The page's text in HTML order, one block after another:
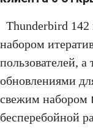
Thunderbird 142
набором
пользователей,
обновлениями
свежим набором
бесперебойной